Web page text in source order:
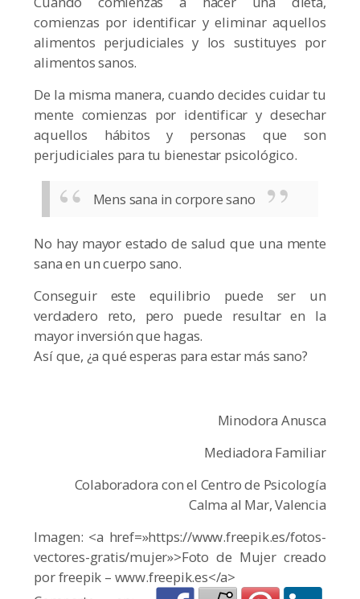
comienzas por identificar y eliminar aquellos
alimentos perjudiciales y los sustituyes por
alimentos sanos.
De la misma manera, cuando decides cuidar tu
mente comienzas por identificar y desechar
aquellos hábitos y personas que son
perjudiciales para tu bienestar psicológico.
Mens sana in corpore sano
No hay mayor estado de salud que una mente
sana en un cuerpo sano.
Conseguir este equilibrio puede ser un
verdadero reto, pero puede resultar en la
mayor inversión que hagas.
Así que, ¿a qué esperas para estar más sano?
Minodora Anusca
Mediadora Familiar
Colaboradora con el Centro de Psicología
Calma al Mar, Valencia
Imagen: <a href=»https://www.freepik.es/fotos-
vectores-gratis/mujer»>Foto de Mujer creado
por freepik – www.freepik.es</a>